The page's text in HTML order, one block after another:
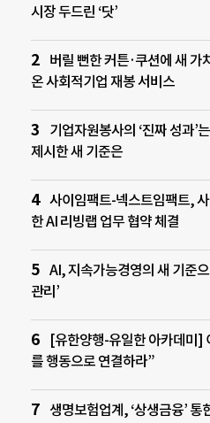
시장 두드린 ‘닷’
버릴 뻔한 커튼·쿠션에 새
온 사회적기업 재봉 서비스
기업자원봉사의 ‘진짜 성과’
제시한 새 기준은
사이임팩트-넥스트임팩트,
한 AI 리빙랩 업무 협약 체결
AI, 지속가능경영의 새 기준
관리’
[유한양행-유일한 아카데미]
를 행동으로 연결하라”
생명보험업계, ‘상생금융’ 통